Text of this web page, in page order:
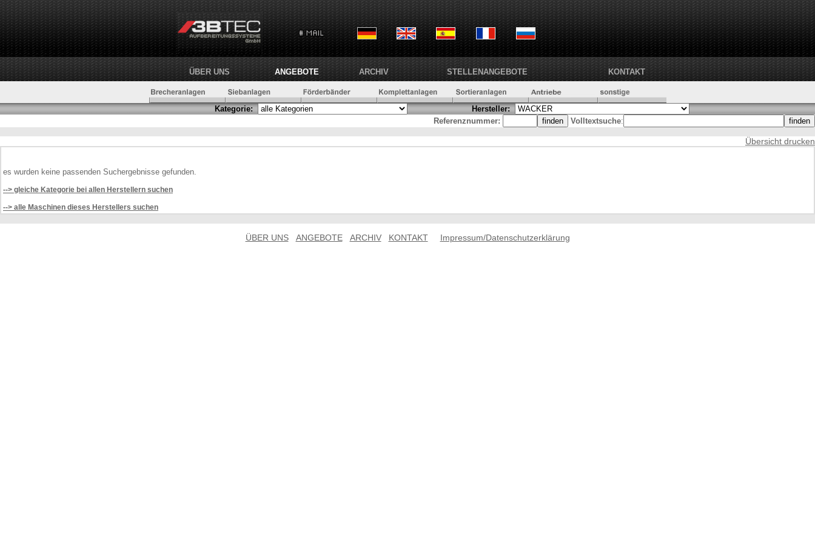
ÜBER UNS ANGEBOTE ARCHIV STELLENANGEBOTE KONTAKT
Kategorie:
Hersteller:
Referenznummer:
Volltextsuche:
Übersicht drucken
es wurden keine passenden Suchergebnisse gefunden.
--> gleiche Kategorie bei allen Herstellern suchen
--> alle Maschinen dieses Herstellers suchen
ÜBER UNS ANGEBOTE ARCHIV KONTAKT Impressum/Datenschutzerklärung